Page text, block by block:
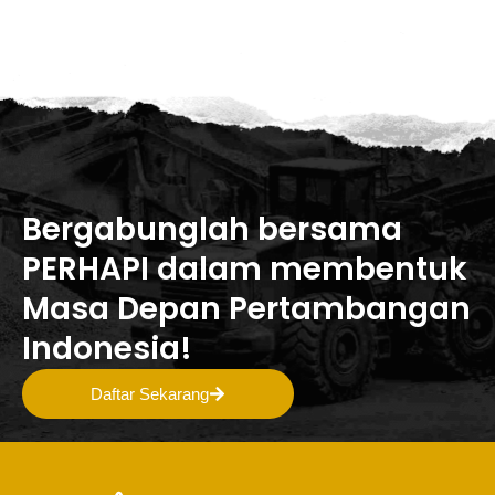
Bergabunglah bersama
PERHAPI dalam membentuk
Masa Depan Pertambangan
Indonesia!
Daftar Sekarang